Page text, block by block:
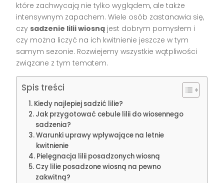
które zachwycają nie tylko wyglądem, ale także
intensywnym zapachem. Wiele osób zastanawia się,
czy sadzenie lilii wiosną jest dobrym pomysłem i
czy można liczyć na ich kwitnienie jeszcze w tym
samym sezonie. Rozwiejemy wszystkie wątpliwości
związane z tym tematem.
Spis treści
Kiedy najlepiej sadzić lilie?
Jak przygotować cebule lilii do wiosennego
sadzenia?
Warunki uprawy wpływające na letnie
kwitnienie
Pielęgnacja lilii posadzonych wiosną
Czy lilie posadzone wiosną na pewno
zakwitną?